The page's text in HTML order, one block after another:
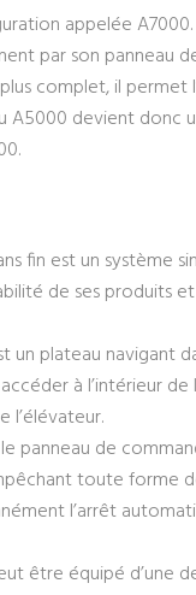
appelée
par son panneau
complet, il permet
A5000 devient donc
fin est un système
de ses produits
un plateau navigant
à l’intérieur
l’élévateur.
panneau de
toute forme
l’arrêt
être équipé d’une